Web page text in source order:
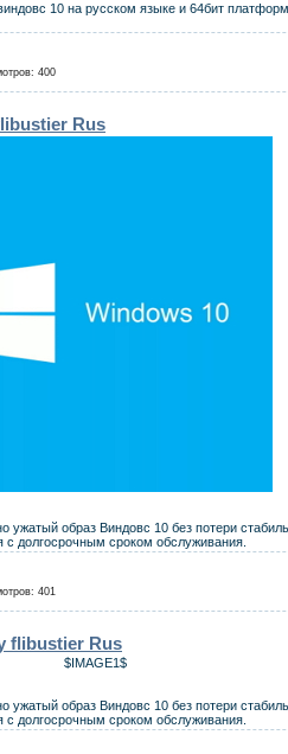
10 на русском языке и 64бит
400
Rus
образ Виндовс 10 без потери
с долгосрочным сроком обслуживания.
401
flibustier Rus
$IMAGE1$
образ Виндовс 10 без потери
с долгосрочным сроком обслуживания.